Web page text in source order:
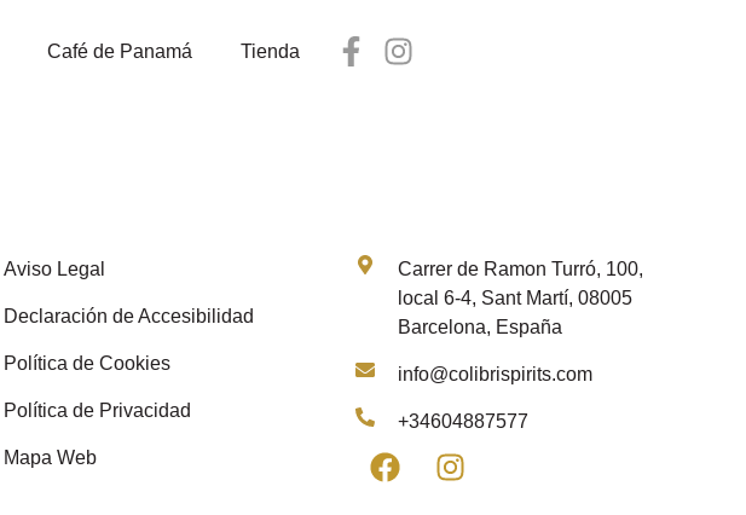
Café de Panamá Tienda
Aviso Legal
Declaración de Accesibilidad
Política de Cookies
Política de Privacidad
Mapa Web
Carrer de Ramon Turró, 100,
local 6-4, Sant Martí, 08005
Barcelona, España
info@colibrispirits.com
+34604887577